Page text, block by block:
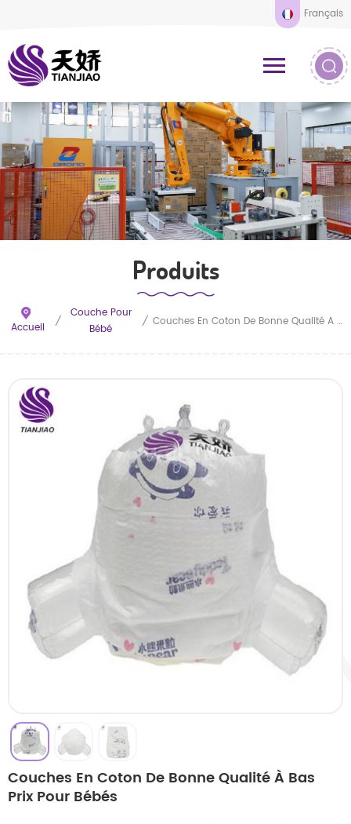
Français
Produits
Accueil /
Couche Pour
Bébé
/ Couches En Coton De Bonne Qualité À Bas Prix Pour Bébés
Couches En Coton De Bonne Qualité À Bas
Prix Pour Bébés